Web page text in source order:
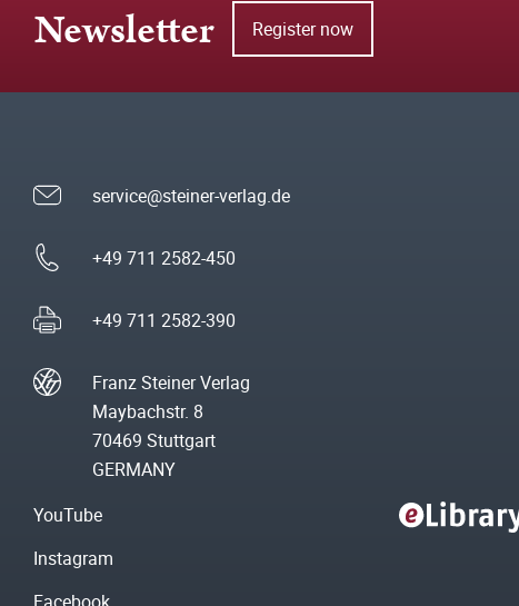
Newsletter Register now
service@steiner-verlag.de
+49 711 2582-450
+49 711 2582-390
Franz Steiner Verlag
Maybachstr. 8
70469 Stuttgart
GERMANY
YouTube
Instagram